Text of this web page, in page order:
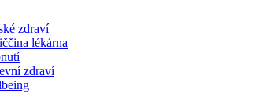
zdraví
lékárna
zdraví